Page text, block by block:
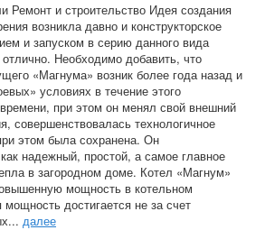
Ремонт и строительство Идея создания
возникла давно и конструкторское
и запуском в серию данного вида
Необходимо добавить, что
«Магнума» возник более года назад и
условиях в течение этого
при этом он менял свой внешний
совершенствовалась технологичное
этом была сохранена. Он
надежный, простой, а самое главное
в загородном доме. Котел «Магнум»
мощность в котельном
достигается не за счет
далее